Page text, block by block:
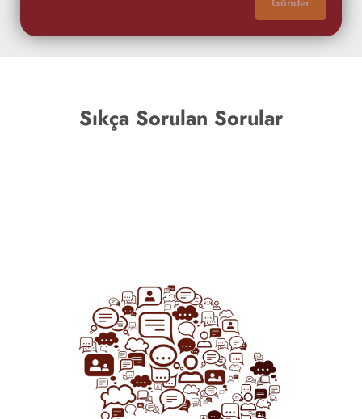
Gönder
Sıkça Sorulan Sorular